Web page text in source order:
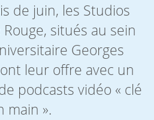
de juin, les Studios
situés au sein
Georges
leur offre avec un
podcasts vidéo « clé
main ».